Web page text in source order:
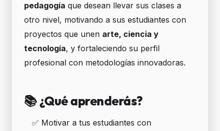
pedagogía que desean llevar sus clases a
otro nivel, motivando a sus estudiantes con
proyectos que unen arte, ciencia y
tecnología, y fortaleciendo su perfil
profesional con metodologías innovadoras.
📚 ¿Qué aprenderás?
✅ Motivar a tus estudiantes con